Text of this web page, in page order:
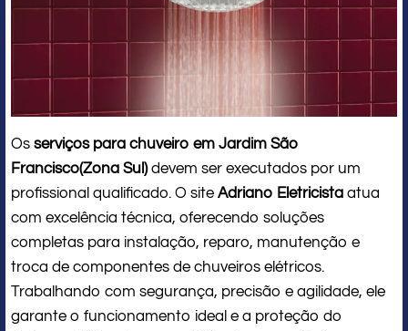
Os serviços para chuveiro em Jardim São
Francisco(Zona Sul)devem ser executados por um
profissional qualificado. O site Adriano Eletricista atua
com excelência técnica, oferecendo soluções
completas para instalação, reparo, manutenção e
troca de componentes de chuveiros elétricos.
Trabalhando com segurança, precisão e agilidade, ele
garante o funcionamento ideal e a proteção do